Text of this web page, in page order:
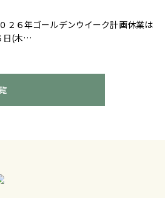
２６年ゴールデンウイーク計画休業は
日(木…